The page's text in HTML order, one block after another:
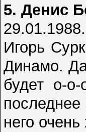
5. Денис
Игорь
Динамо.
будет о-
него